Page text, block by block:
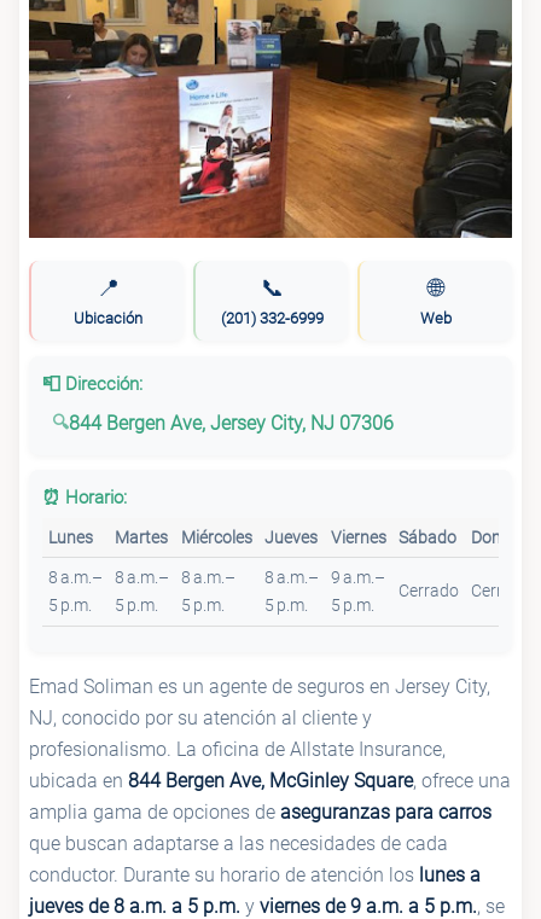
📍
Ubicación
📞
(201) 332-6999
🌐
Web
📮 Dirección:
844 Bergen Ave, Jersey City, NJ 07306
⏰ Horario:
Lunes Martes Miércoles Jueves Viernes Sábado Domingo
8 a.m.–
5 p.m.
8 a.m.–
5 p.m.
8 a.m.–
5 p.m.
8 a.m.–
5 p.m.
9 a.m.–
5 p.m.
Cerrado Cerrado
Emad Soliman es un agente de seguros en Jersey City,
NJ, conocido por su atención al cliente y
profesionalismo. La oficina de Allstate Insurance,
ubicada en 844 Bergen Ave, McGinley Square, ofrece una
amplia gama de opciones de aseguranzas para carros
que buscan adaptarse a las necesidades de cada
conductor. Durante su horario de atención los lunes a
jueves de 8 a.m. a 5 p.m. y viernes de 9 a.m. a 5 p.m., se